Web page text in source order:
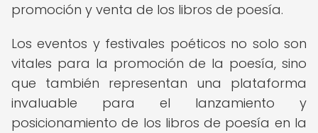
promoción y venta de los libros de poesía.
Los eventos y festivales poéticos no solo son
vitales para la promoción de la poesía, sino
que también representan una plataforma
invaluable para el lanzamiento y
posicionamiento de los libros de poesía en la